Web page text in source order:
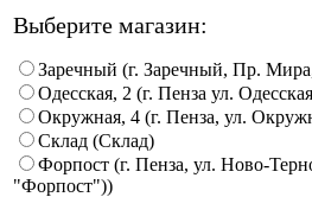
Выберите магазин:
Заречный (г. Заречный, Пр.
Одесская, 2 (г. Пенза ул.
Окружная, 4 (г. Пенза, ул.
Склад (Склад)
Форпост (г. Пенза, ул. Ново-
"Форпост"))